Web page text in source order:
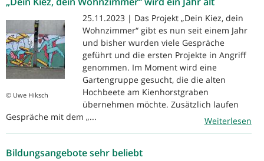
© Uwe Hiksch
25.11.2023 | Das Projekt „Dein Kiez, dein
Wohnzimmer“ gibt es nun seit einem Jahr
und bisher wurden viele Gespräche
geführt und die ersten Projekte in Angriff
genommen. Im Moment wird eine
Gartengruppe gesucht, die die alten
Hochbeete am Kienhorstgraben
übernehmen möchte. Zusätzlich laufen
Gespräche mit dem „...
Weiterlesen
Bildungsangebote sehr beliebt